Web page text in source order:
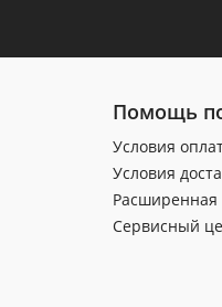
Помощь
Условия
Условия
Расширенная
Сервисный